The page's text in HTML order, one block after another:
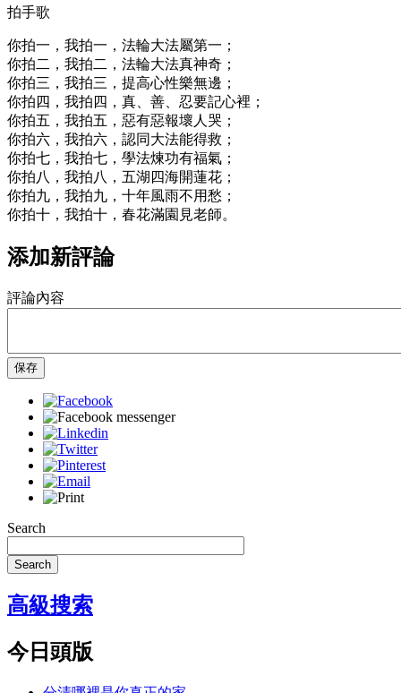
拍手歌
你拍一，我拍一，法輪大法屬第一；
你拍二，我拍二，法輪大法真神奇；
你拍三，我拍三，提高心性樂無邊；
你拍四，我拍四，真、善、忍要記心裡；
你拍五，我拍五，惡有惡報壞人哭；
你拍六，我拍六，認同大法能得救；
你拍七，我拍七，學法煉功有福氣；
你拍八，我拍八，五湖四海開蓮花；
你拍九，我拍九，十年風雨不用愁；
你拍十，我拍十，春花滿園見老師。
添加新評論
評論內容
保存
Search
Search
高級搜索
今日頭版